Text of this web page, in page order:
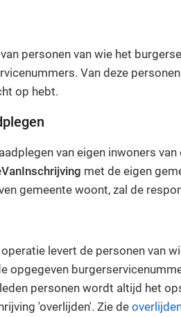
personen van wie het
Van deze
op hebt.
van eigen inwoners van
met de eigen
gemeente woont, zal de
levert de personen van
opgegeven
personen wordt altijd het
'overlijden'. Zie de